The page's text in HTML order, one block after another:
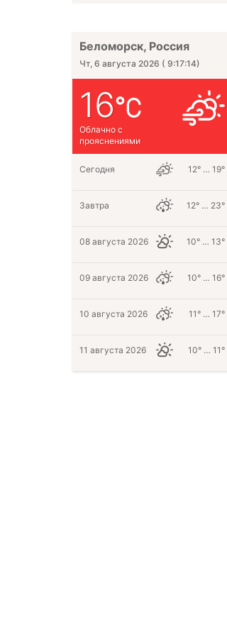
Беломорск, Россия
Чт, 6 августа 2026 ( 9:17:15)
16
Облачно с
прояснениями
Сегодня 12° … 19°
Завтра 12° … 23°
08 августа 2026 10° … 13°
09 августа 2026 10° … 16°
10 августа 2026 11° … 17°
11 августа 2026 10° … 11°